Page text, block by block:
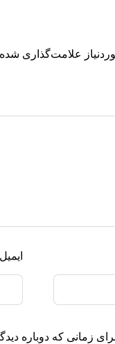
علامت‌گذاری
ایمیل
زمانی که دوباره